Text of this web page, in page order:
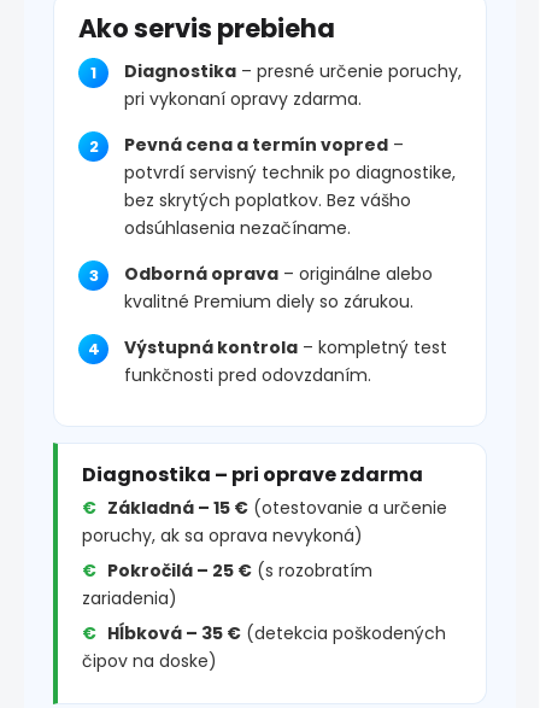
Ako servis prebieha
Diagnostika – presné určenie poruchy,
pri vykonaní opravy zdarma.
Pevná cena a termín vopred –
potvrdí servisný technik po diagnostike,
bez skrytých poplatkov. Bez vášho
odsúhlasenia nezačíname.
Odborná oprava – originálne alebo
kvalitné Premium diely so zárukou.
Výstupná kontrola – kompletný test
funkčnosti pred odovzdaním.
Diagnostika – pri oprave zdarma
Základná – 15 € (otestovanie a určenie
poruchy, ak sa oprava nevykoná)
Pokročilá – 25 € (s rozobratím
zariadenia)
Hĺbková – 35 € (detekcia poškodených
čipov na doske)